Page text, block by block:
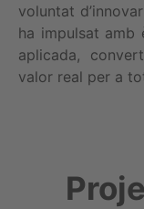
voluntat
ha impulsat amb
aplicada,
valor real per a